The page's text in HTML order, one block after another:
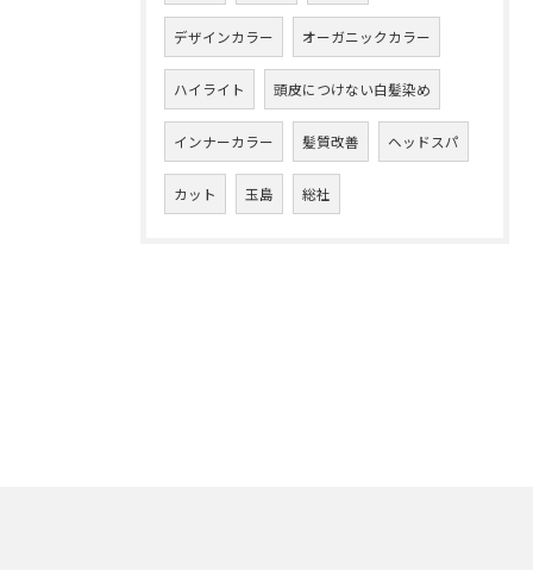
デザインカラー オーガニックカラー
ハイライト 頭皮につけない白髪染め
インナーカラー 髪質改善 ヘッドスパ
カット 玉島 総社